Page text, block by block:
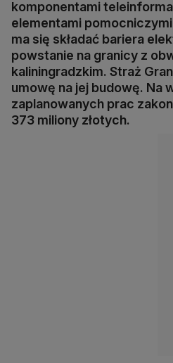
komponentami
elementami
ma się składać bariera
powstanie na granicy z
kaliningradzkim. Straż
umowę na jej budowę. Na
zaplanowanych prac
373 miliony złotych.